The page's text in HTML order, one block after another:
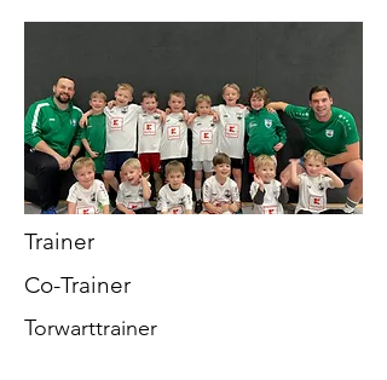
Trainer
Co-Trainer
Torwarttrainer